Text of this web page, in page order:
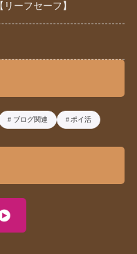
ーフセーフ】
ブログ関連 ポイ活